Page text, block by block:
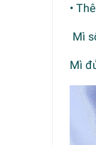
•
Mì
Mì